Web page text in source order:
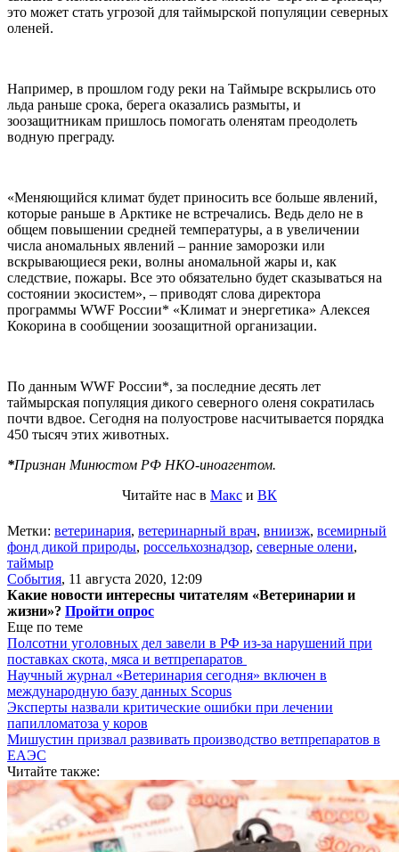
это может стать угрозой для таймырской популяции северных
оленей.
Например, в прошлом году реки на Таймыре вскрылись ото
льда раньше срока, берега оказались размыты, и
зоозащитникам пришлось помогать оленятам преодолеть
водную преграду.
«Меняющийся климат будет приносить все больше явлений,
которые раньше в Арктике не встречались. Ведь дело не в
общем повышении средней температуры, а в увеличении
числа аномальных явлений – ранние заморозки или
вскрывающиеся реки, волны аномальной жары и, как
следствие, пожары. Все это обязательно будет сказываться на
состоянии экосистем», – приводят слова директора
программы WWF России* «Климат и энергетика» Алексея
Кокорина в сообщении зоозащитной организации.
По данным WWF России*, за последние десять лет
таймырская популяция дикого северного оленя сократилась
почти вдвое. Сегодня на полуострове насчитывается порядка
450 тысяч этих животных.
*Признан Минюстом РФ НКО-иноагентом.
Читайте нас в Макс и ВК
Метки: ветеринария, ветеринарный врач, вниизж, всемирный
фонд дикой природы, россельхознадзор, северные олени,
таймыр
События, 11 августа 2020, 12:09
Какие новости интересны читателям «Ветеринарии и
жизни»? Пройти опрос
Еще по теме
Полсотни уголовных дел завели в РФ из-за нарушений при
поставках скота, мяса и ветпрепаратов
Научный журнал «Ветеринария сегодня» включен в
международную базу данных Scopus
Эксперты назвали критические ошибки при лечении
папилломатоза у коров
Мишустин призвал развивать производство ветпрепаратов в
ЕАЭС
Читайте также: